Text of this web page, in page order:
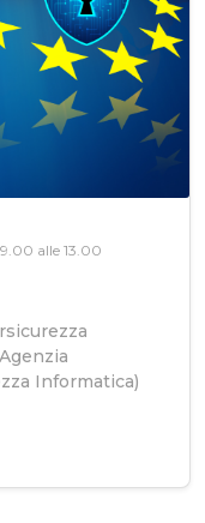
alle 13.00
Informatica)